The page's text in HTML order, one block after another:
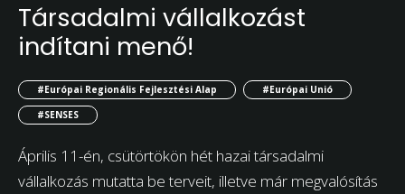
Társadalmi vállalkozást
indítani menő!
#Európai Regionális Fejlesztési Alap
#Európai Unió
#SENSES
Április 11-én, csütörtökön hét hazai társadalmi
vállalkozás mutatta be terveit, illetve már megvalósítás